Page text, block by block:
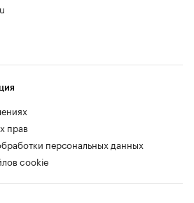
прав
персональных данных
cookie